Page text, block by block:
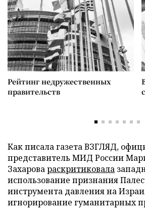
Рейтинг недружественных
правительств
Как писала газета ВЗГЛЯД,
представитель МИД России
Захаровараскритиковала
использование признания
инструмента давления на
игнорирование гуманитарных